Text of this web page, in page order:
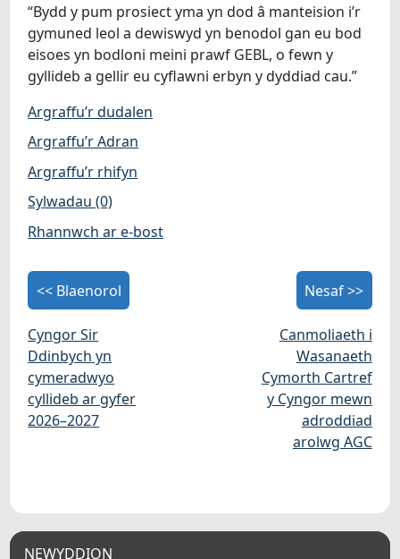
“Bydd y pum prosiect yma yn dod â manteision i’r
gymuned leol a dewiswyd yn benodol gan eu bod
eisoes yn bodloni meini prawf GEBL, o fewn y
gyllideb a gellir eu cyflawni erbyn y dyddiad cau.”
Argraffu’r dudalen
Argraffu’r Adran
Argraffu’r rhifyn
Sylwadau (0)
Rhannwch ar e-bost
<< Blaenorol
Cyngor Sir
Ddinbych yn
cymeradwyo
cyllideb ar gyfer
2026–2027
Nesaf >>
Canmoliaeth i
Wasanaeth
Cymorth Cartref
y Cyngor mewn
adroddiad
arolwg AGC
NEWYDDION